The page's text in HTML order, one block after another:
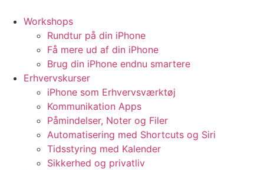
Workshops
Rundtur på din iPhone
Få mere ud af din iPhone
Brug din iPhone endnu smartere
Erhvervskurser
iPhone som Erhvervsværktøj
Kommunikation Apps
Påmindelser, Noter og Filer
Automatisering med Shortcuts og Siri
Tidsstyring med Kalender
Sikkerhed og privatliv